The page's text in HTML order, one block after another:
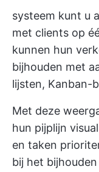
systeem kunt u
met clients op
kunnen hun
bijhouden met
lijsten, Kanban-
Met deze
hun pijplijn
en taken
bij het